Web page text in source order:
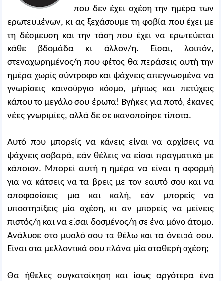
που δεν έχει σχέση την ημέρα των
ερωτευμένων, κι ας ξεχάσουμε τη φοβία που έχει με
τη δέσμευση και την τάση που έχει να ερωτεύεται
κάθε βδομάδα κι άλλον/η. Είσαι, λοιπόν,
στεναχωρημένος/η που φέτος θα περάσεις αυτή την
ημέρα χωρίς σύντροφο και ψάχνεις απεγνωσμένα να
γνωρίσεις καινούργιο κόσμο, μήπως και πετύχεις
κάπου το μεγάλο σου έρωτα! Βγήκες για ποτό, έκανες
νέες γνωριμίες, αλλά δε σε ικανοποίησε τίποτα.
Αυτό που μπορείς να κάνεις είναι να αρχίσεις να
ψάχνεις σοβαρά, εάν θέλεις να είσαι πραγματικά με
κάποιον. Μπορεί αυτή η ημέρα να είναι η αφορμή
για να κάτσεις να τα βρεις με τον εαυτό σου και να
αποφασίσεις μια και καλή, εάν μπορείς να
υποστηρίξεις μία σχέση, κι αν μπορείς να μείνεις
πιστός/η και να είσαι δοσμένος/η σε ένα μόνο άτομο.
Ανάλυσε στο μυαλό σου τα θέλω και τα όνειρά σου.
Είναι στα μελλοντικά σου πλάνα μία σταθερή σχέση;
Θα ήθελες συγκατοίκηση και ίσως αργότερα ένα